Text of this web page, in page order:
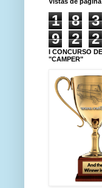
1 8 3
9
2 2
I CONCURSO
"CAMPER"